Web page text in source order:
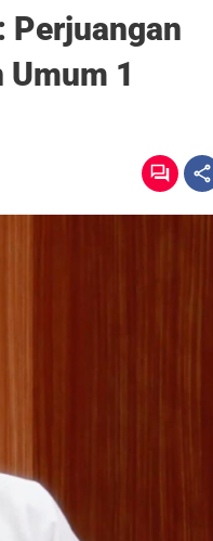
Perjuangan
1